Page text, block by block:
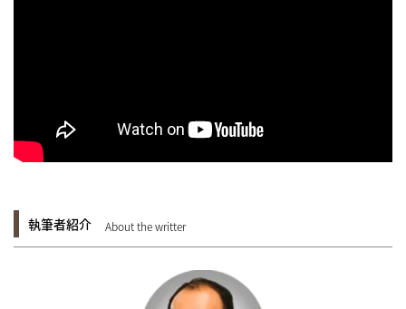
執筆者紹介 About the writter